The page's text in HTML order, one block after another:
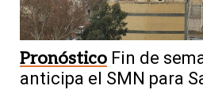
Pronóstico Fin de
anticipa el SMN para